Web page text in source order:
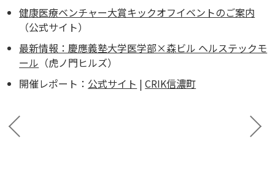
健康医療ベンチャー大賞キックオフイベントのご案内
（公式サイト）
最新情報：慶應義塾大学医学部×森ビル ヘルステックモ
ール （虎ノ門ヒルズ）
開催レポート： 公式サイト |CRIK信濃町